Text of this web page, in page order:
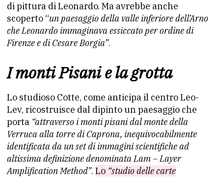
di pittura di Leonardo. Ma avrebbe anche
scoperto “un paesaggio della valle inferiore dell’Arno
che Leonardo immaginava essiccato per ordine di
Firenze e di Cesare Borgia”.
I monti Pisani e la grotta
Lo studioso Cotte, come anticipa il centro Leo-
Lev, ricostruisce dal dipinto un paesaggio che
porta “attraverso i monti pisani dal monte della
Verruca alla torre di Caprona, inequivocabilmente
identificata da un set di immagini scientifiche ad
altissima definizione denominata Lam – Layer
Amplification Method”. Lo “studio delle carte